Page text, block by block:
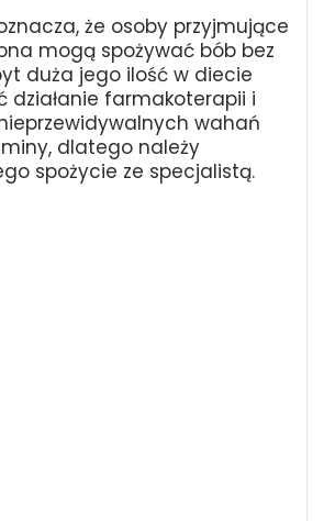
że osoby przyjmujące
mogą spożywać bób bez
duża jego ilość w diecie
działanie farmakoterapii i
wahań
dlatego należy
spożycie ze specjalistą.